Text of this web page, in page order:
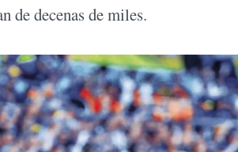
de decenas de miles.